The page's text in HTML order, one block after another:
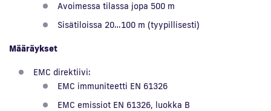
Avoimessa tilassa jopa 500 m
Sisätiloissa 20…100 m (tyypillisesti)
Määräykset
EMC direktiivi:
EMC immuniteetti EN 61326
EMC emissiot EN 61326, luokka B